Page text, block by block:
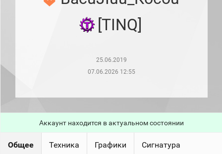
игроков
Статистика
стримеров
[TINQ]
25.06.2019
07.06.2026 12:55
Аккаунт находится в актуальном состоянии
Общее Техника Графики Сигнатура